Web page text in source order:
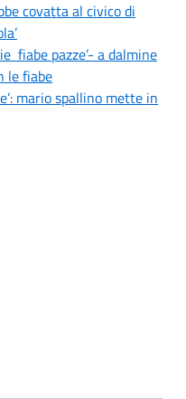
covatta al civico di
fiabe pazze’- a dalmine
le fiabe
mario spallino mette in